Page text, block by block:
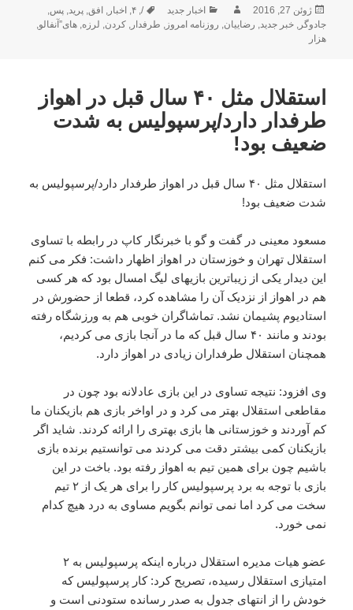
ارسال
شده
در
ژوئن 27, 2016 نویسندهدسته‌ها
اخبار جدید برچسب‌ها
/
,۴, اخبار, افق,پرید,پس,
جادوگر,خبر جدید, رضاییان, روزنامه امروز, طرفدار,کردن, لرزه,های”آنفالو,
هزار
استقلال مثل ۴۰ سال قبل در اهواز
طرفدار دارد/پرسپولیس به شدت
ضعیف بود!
استقلال مثل ۴۰ سال قبل در اهواز طرفدار دارد/پرسپولیس به
شدت ضعیف بود!
مسعود معینی در گفت و گو با خبرنگار کاپ در رابطه با تساوی
استقلال تهران و خوزستان در اهواز اظهار داشت: فکر می کنم
این دیدار یکی از زیباترین بازیهای لیگ امسال بود که هر کسی
هم در اهواز از نزدیک آن را مشاهده کرد، قطعا از حضورش در
استادیوم پشیمان نشد. تماشاگران خوبی هم به ورزشگاه رفته
بودند و مانند ۴۰ سال قبل که ما در آنجا بازی می کردیم،
همچنان استقلال طرفداران زیادی در اهواز دارد.
وی افزود: نتیجه تساوی در این بازی عادلانه بود چون در
مقاطعی استقلال بهتر می کرد و در اواخر بازی هم بازیکنان ما
کم آوردند و خوزستانی ها بازی بهتری را ارائه کردند. شاید اگر
بازیکنان کمی بیشتر دقت می کردند می توانستیم برنده بازی
باشیم چون برای همین تیم به اهواز رفته بود. باخت در این
بازی با توجه به برد پرسپولیس کار را برای هر یک از ۲ تیم
سخت می کرد اما نمی توانم بگویم مساوی به درد هیچ کدام
نمی خورد.
عضو هیات مدیره استقلال درباره اینکه پرسپولیس به ۲
امتیازی استقلال رسیده، تصریح کرد: کار پرسپولیس که
خودش را از انتهای جدول به صدر رسانده ستودنی است و